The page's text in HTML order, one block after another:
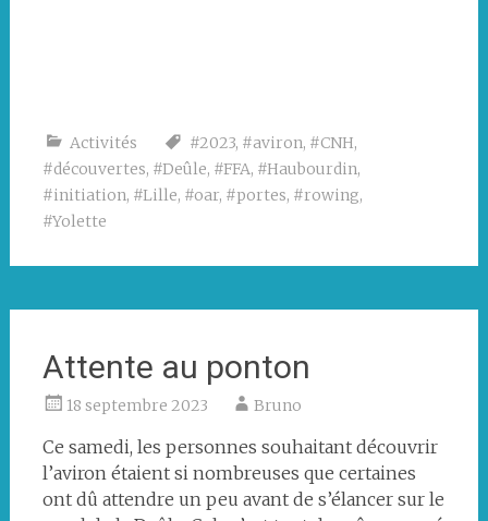
Activités #2023, #aviron, #CNH,
#découvertes, #Deûle, #FFA, #Haubourdin,
#initiation, #Lille, #oar, #portes, #rowing,
#Yolette
Attente au ponton
18 septembre 2023 Bruno
Ce samedi, les personnes souhaitant découvrir
l’aviron étaient si nombreuses que certaines
ont dû attendre un peu avant de s’élancer sur le